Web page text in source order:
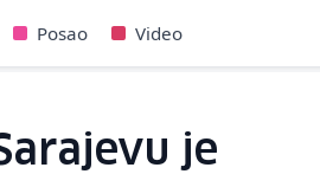
Posao Video
je